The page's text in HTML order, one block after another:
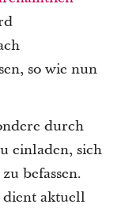
so wie nun
durch
einladen, sich
befassen.
aktuell